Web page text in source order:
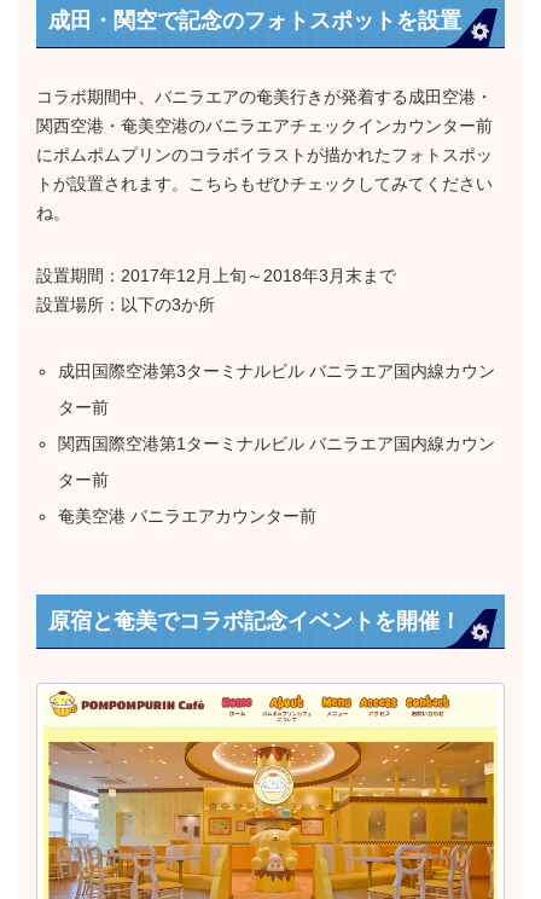
成田・関空で記念のフォトスポットを設置
コラボ期間中、バニラエアの奄美行きが発着する成田空港・
関西空港・奄美空港のバニラエアチェックインカウンター前
にポムポムプリンのコラボイラストが描かれたフォトスポッ
トが設置されます。こちらもぜひチェックしてみてください
ね。
設置期間：2017年12月上旬～2018年3月末まで
設置場所：以下の3か所
成田国際空港第3ターミナルビル バニラエア国内線カウン
ター前
関西国際空港第1ターミナルビル バニラエア国内線カウン
ター前
奄美空港 バニラエアカウンター前
原宿と奄美でコラボ記念イベントを開催！